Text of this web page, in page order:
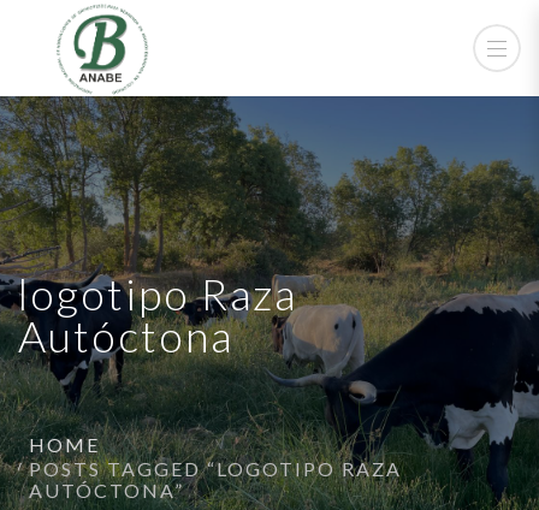
logotipo Raza
Autóctona
HOME
POSTS TAGGED “LOGOTIPO RAZA
AUTÓCTONA”